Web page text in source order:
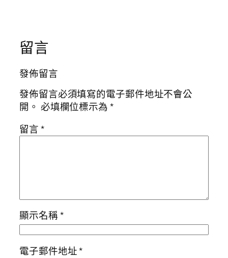
留言
發佈留言
發佈留言必須填寫的電子郵件地址不會公
開。 必填欄位標示為*
留言*
顯示名稱*
電子郵件地址*